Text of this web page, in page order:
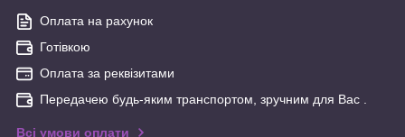
Оплата на рахунок
Готівкою
Оплата за реквізитами
Передачею будь-яким транспортом, зручним для Вас .
Всі умови оплати